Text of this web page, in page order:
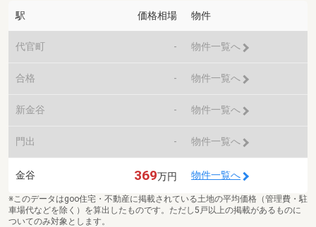
駅 価格相場 物件
代官町 - 物件一覧へ
合格 - 物件一覧へ
新金谷 - 物件一覧へ
門出 - 物件一覧へ
金谷 369万円 物件一覧へ
※このデータはgoo住宅・不動産に掲載されている土地の平均価格（管理費・駐
車場代などを除く）を算出したものです。ただし5戸以上の掲載があるものに
ついてのみ対象とします。